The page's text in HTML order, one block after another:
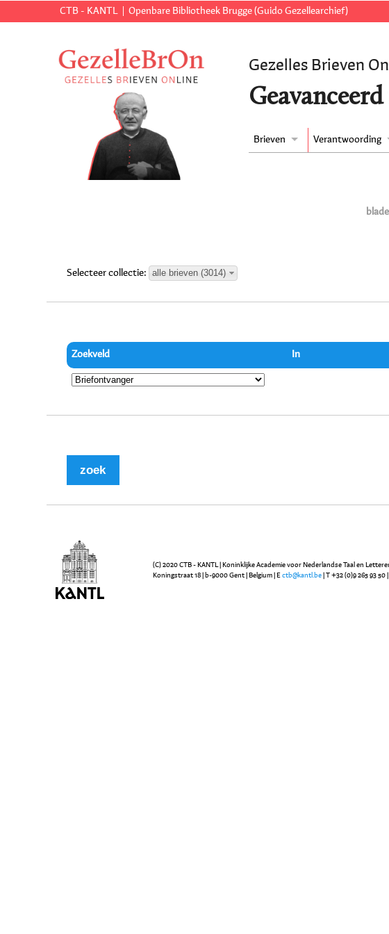
CTB - KANTL Openbare Bibliotheek Brugge (Guido Gezellearchief)
Gezelles Brieven
Brieven Verantwoording
Selecteer collectie: alle brieven (3014)
Zoekveld In
(C) 2020 CTB - KANTL | Koninklijke Academie voor Nederlandse Taal en
Koningstraat 18 | b-9000 Gent | Belgium | Ectb@kantl.be | T +32 (0)9 265 93 50